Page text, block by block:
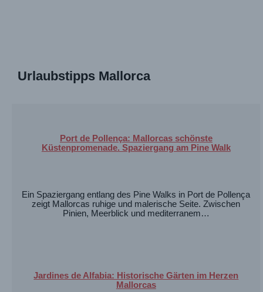
Urlaubstipps Mallorca
Port de Pollença: Mallorcas schönste
Küstenpromenade. Spaziergang am Pine Walk
Ein Spaziergang entlang des Pine Walks in Port de Pollença
zeigt Mallorcas ruhige und malerische Seite. Zwischen
Pinien, Meerblick und mediterranem…
Jardines de Alfabia: Historische Gärten im Herzen
Mallorcas